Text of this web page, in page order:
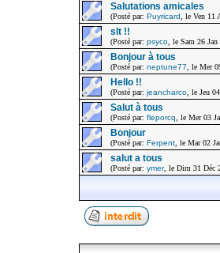
Salutations amicales
(Posté par: Puyricard , le Ven 11
slt !!
(Posté par: psyco , le Sam 26
Bonjour à tous
(Posté par: neptune77 , le Mer
Hello !!
(Posté par: jeancharco , le Jeu
Salut à tous
(Posté par: fleporcq , le Mer 03
Bonjour
(Posté par: Ferpent , le Mar 02
salut a tous
(Posté par: ymer, le Dim 31 Déc